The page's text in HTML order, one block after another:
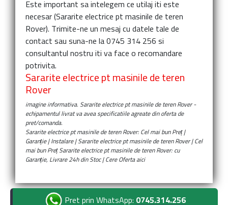
Este important sa intelegem ce utilaj iti este
necesar (Sararite electrice pt masinile de teren
Rover). Trimite-ne un mesaj cu datele tale de
contact sau suna-ne la 0745 314 256 si
consultantul nostru iti va face o recomandare
potrivita.
Sararite electrice pt masinile de teren
Rover
imagine informativa. Sararite electrice pt masinile de teren Rover-
echipamentul livrat va avea specificatiile agreate din oferta de
pret/comanda.
Sararite electrice pt masinile de teren Rover: Cel mai bun Preț |
Garanție | Instalare | Sararite electrice pt masinile de teren Rover | Cel
mai bun Preț Sararite electrice pt masinile de teren Rover: cu
Garanție, Livrare 24h din Stoc | Cere Oferta aici
Pret prin WhatsApp: 0745.314.256